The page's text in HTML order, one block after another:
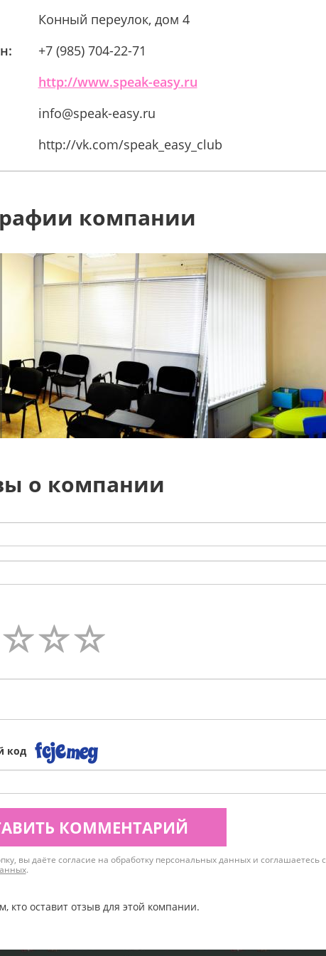
Конный переулок, дом 4
+7 (985) 704-22-71
http://www.speak-easy.ru
info@speak-easy.ru
http://vk.com/speak_easy_club
компании
о компании
код
КОММЕНТАРИЙ
вы даёте согласие на обработку персональных данных и соглашаетесь с
.
кто оставит отзыв для этой компании.